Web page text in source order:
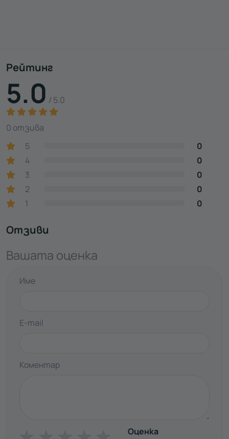
Рейтинг
5.0 / 5.0
0 отзива
5
0
4
0
3
0
2
0
1
0
Отзиви
Вашата оценка
Име
E-mail
Коментар
Оценка